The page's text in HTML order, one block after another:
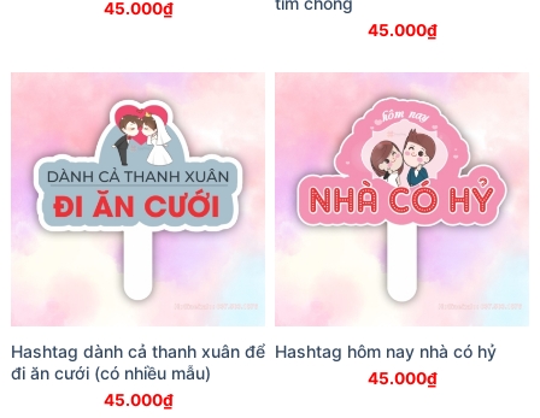
45.000₫
45.000₫
Hashtag dành cả thanh xuân để
đi ăn cưới (có nhiều mẫu)
45.000₫
Hashtag hôm nay nhà có hỷ
45.000₫